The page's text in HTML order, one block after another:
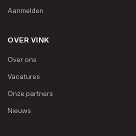
Aanmelden
OVER VINK
Over ons
Vacatures
Onze partners
Nieuws